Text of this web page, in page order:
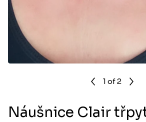
1 of 2
Náušnice Clair